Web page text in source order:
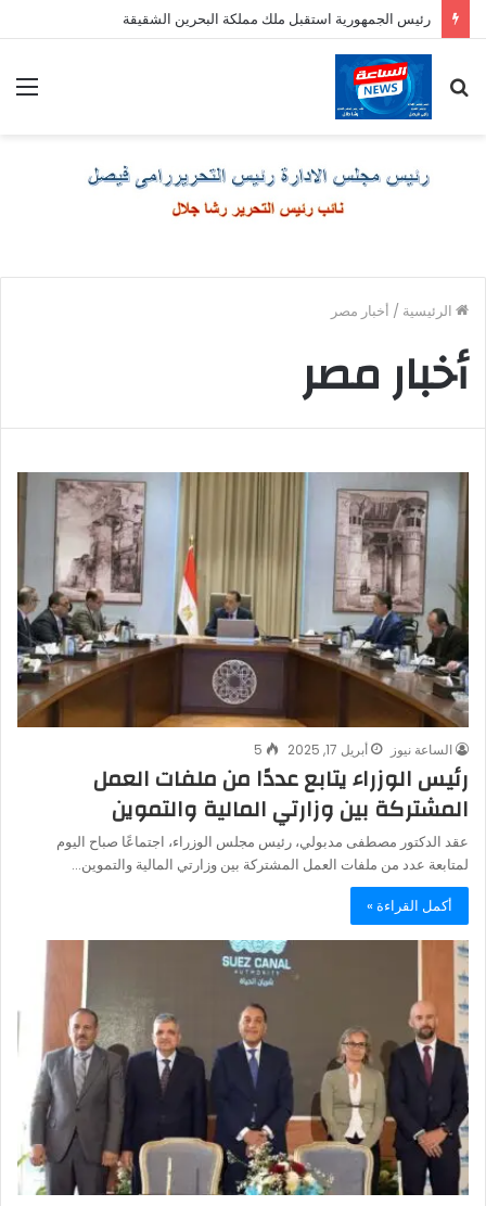
رئيس الجمهورية استقبل ملك مملكة البحرين الشقيقة
عن
الرئيسية / أخبار مصر
أخبار مصر
الساعة نيوز أبريل 17, 2025 5
رئيس الوزراء يتابع عددًا من ملفات العمل
المشتركة بين وزارتي المالية والتموين
عقد الدكتور مصطفى مدبولي، رئيس مجلس الوزراء، اجتماعًا صباح اليوم
لمتابعة عدد من ملفات العمل المشتركة بين وزارتي المالية والتموين…
أكمل القراءة »